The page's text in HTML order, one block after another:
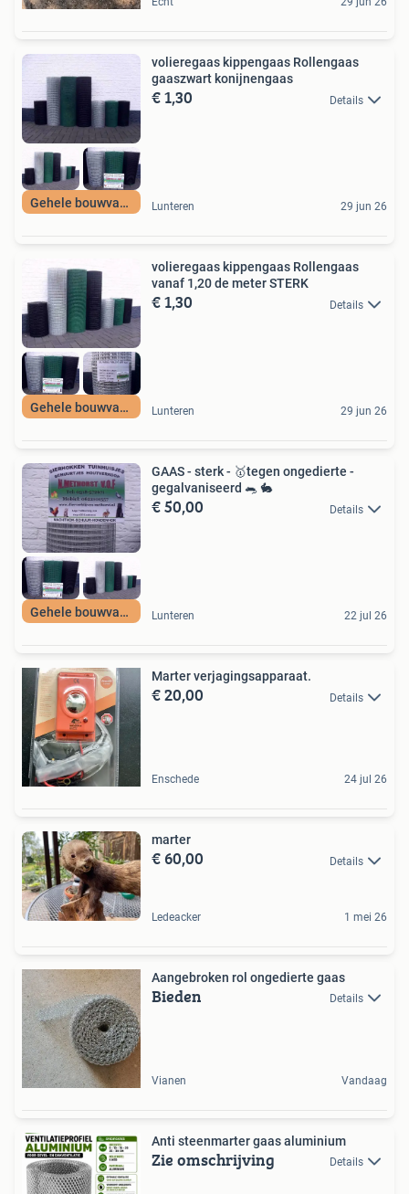
Gehele bouwvak los
volieregaas kippengaas Rollengaas
gaaszwart konijnengaas
€ 1,30 Details
Lunteren 29 jun 26
Gehele bouwvak los
volieregaas kippengaas Rollengaas
vanaf 1,20 de meter STERK
€ 1,30 Details
Lunteren 29 jun 26
Gehele bouwvak los
GAAS - sterk - 🥇tegen ongedierte -
gegalvaniseerd 🐀 🐇
€ 50,00 Details
Lunteren 22 jul 26
Marter verjagingsapparaat.
€ 20,00 Details
Enschede 24 jul 26
marter
€ 60,00 Details
Ledeacker 1 mei 26
Aangebroken rol ongedierte gaas
Bieden Details
Vianen Vandaag
Anti steenmarter gaas aluminium
Zie omschrijving Details